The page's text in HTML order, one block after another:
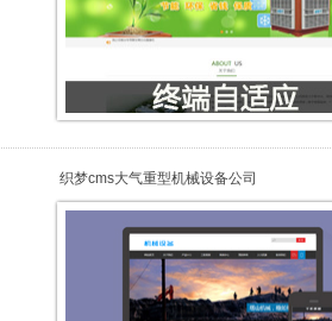
织梦cms大气重型机械设备公司